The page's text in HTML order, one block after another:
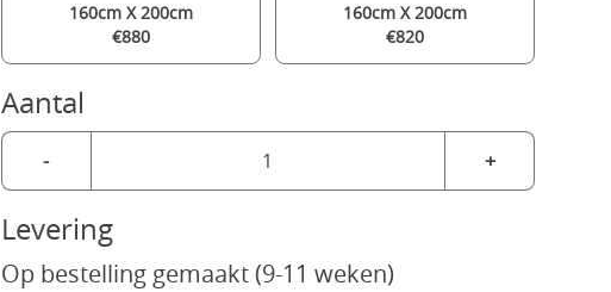
160cm X 200cm
€880
160cm X 200cm
€820
Aantal
- +
Levering
Op bestelling gemaakt (9-11 weken)